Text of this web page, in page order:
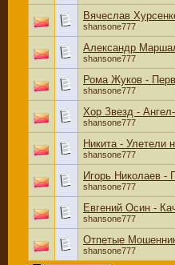
Вячеслав
shansone777
Александр
shansone777
Рома Жуков -
shansone777
Хор Звезд -
shansone777
Никита - Улетели
shansone777
Игорь Николаев -
shansone777
Евгений Осин -
shansone777
Отпетые
shansone777